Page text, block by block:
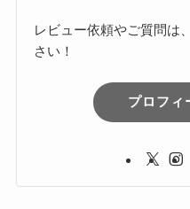
レビュー依頼やご質問は
さい！
プロフィ